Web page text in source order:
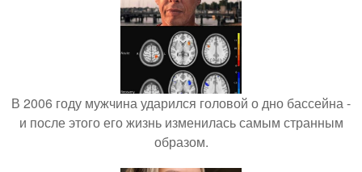
В 2006 году мужчина ударился головой о дно бассейна -
и после этого его жизнь изменилась самым странным
образом.